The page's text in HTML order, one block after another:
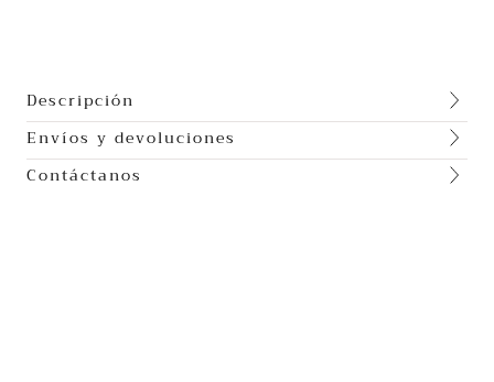
Descripción
Envíos y devoluciones
Contáctanos